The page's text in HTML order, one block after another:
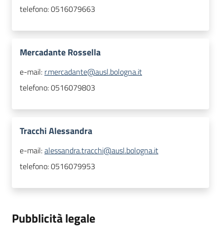
telefono:0516079663
Mercadante Rossella
e-mail: r.mercadante@ausl.bologna.it
telefono:0516079803
Tracchi Alessandra
e-mail:alessandra.tracchi@ausl.bologna.it
telefono:0516079953
Pubblicità legale